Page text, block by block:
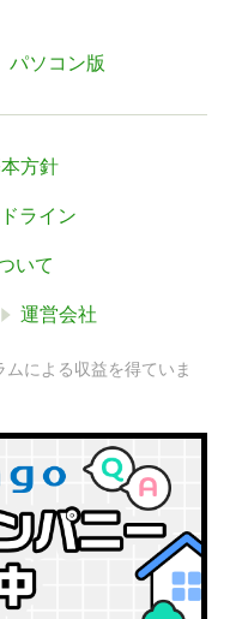
パソコン版
方針
ライン
いて
運営会社
による収益を得ていま